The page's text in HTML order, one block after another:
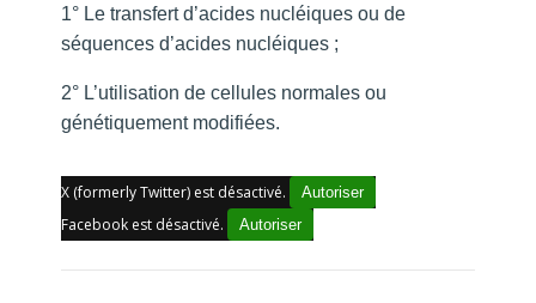
1° Le transfert d’acides nucléiques ou de
séquences d’acides nucléiques ;
2° L’utilisation de cellules normales ou
génétiquement modifiées.
X (formerly Twitter) est désactivé. Autoriser
Facebook est désactivé. Autoriser